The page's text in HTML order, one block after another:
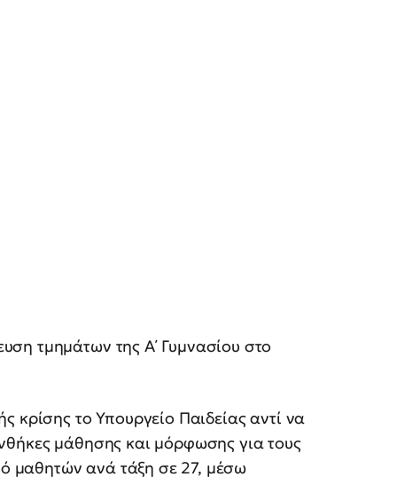
τμημάτων της Α΄ Γυμνασίου στο
κρίσης το Υπουργείο Παιδείας αντί να
μάθησης και μόρφωσης για τους
μαθητών ανά τάξη σε 27, μέσω